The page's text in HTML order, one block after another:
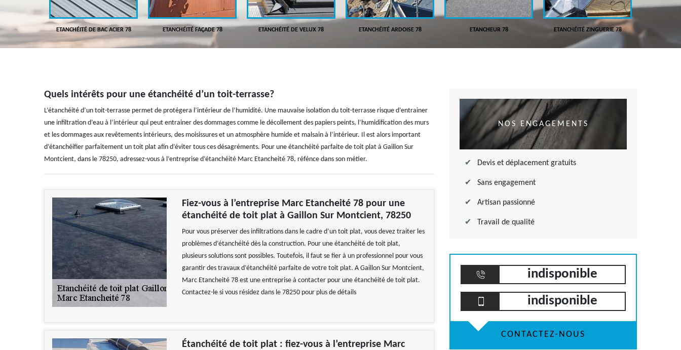
78 ETANCHÉITÉ DE BAC ACIER 78 ETANCHÉITÉ FAÇADE 78 ETANCHÉITÉ DE VELUX 78 ETANCHÉITÉ ARDOISE 78 ETANCHEUR 78 ETANCHÉITÉ ZINGUERIE 78
Quels intérêts pour une étanchéité d’un toit-terrasse?
L’étanchéité d’un toit-terrasse permet de protégera l’intérieur de l’humidité. Une mauvaise isolation du toit-terrasse risque d’entrainer
une infiltration d’eau à l’intérieur qui peut entrainer des dommages comme le décollement des papiers peints, l’humidification des murs
et les dommages aux revêtements intérieurs, des moisissures et un atmosphère humide et malsain à l’intérieur. Il est alors important
d’étanchéifier parfaitement un toit plat afin d’éviter tous ces désagréments. Pour une étanchéité parfaite de toit plat à Gaillon Sur
Montcient, dans le 78250, adressez-vous à l’entreprise d’étanchéité Marc Etancheité 78, réfénce dans son métier.
Fiez-vous à l’entreprise Marc Etancheité 78 pour une
étanchéité de toit plat à Gaillon Sur Montcient, 78250
Pour vous préserver des infiltrations dans le cadre d’un toit plat, vous devez traiter les
problèmes d’étanchéité dès la construction. Pour une étanchéité de toit plat,
plusieurs solutions sont possibles. Toutefois, il faut se fier à un professionnel pour vous
garantir des travaux d’étanchéité parfaite de votre toit plat. A Gaillon Sur Montcient,
Marc Etancheité 78 est une entreprise à contacter pour une étanchéité de toit plat.
Contactez-le si vous résidez dans le 78250 pour plus de détails
Étanchéité de toit plat : fiez-vous à l’entreprise Marc
NOS ENGAGEMENTS
Devis et déplacement gratuits
Sans engagement
Artisan passionné
Travail de qualité
indisponible
indisponible
CONTACTEZ-NOUS